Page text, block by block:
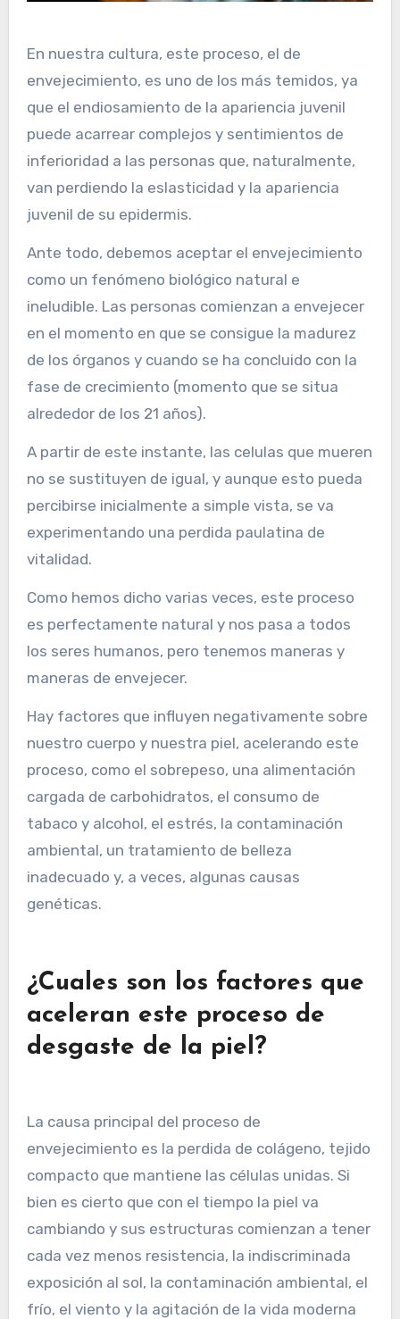
En nuestra cultura, este proceso, el de
envejecimiento, es uno de los más temidos, ya
que el endiosamiento de la apariencia juvenil
puede acarrear complejos y sentimientos de
inferioridad a las personas que, naturalmente,
van perdiendo la eslasticidad y la apariencia
juvenil de su epidermis.
Ante todo, debemos aceptar el envejecimiento
como un fenómeno biológico natural e
ineludible. Las personas comienzan a envejecer
en el momento en que se consigue la madurez
de los órganos y cuando se ha concluido con la
fase de crecimiento (momento que se situa
alrededor de los 21 años).
A partir de este instante, las celulas que mueren
no se sustituyen de igual, y aunque esto pueda
percibirse inicialmente a simple vista, se va
experimentando una perdida paulatina de
vitalidad.
Como hemos dicho varias veces, este proceso
es perfectamente natural y nos pasa a todos
los seres humanos, pero tenemos maneras y
maneras de envejecer.
Hay factores que influyen negativamente sobre
nuestro cuerpo y nuestra piel, acelerando este
proceso, como el sobrepeso, una alimentación
cargada de carbohidratos, el consumo de
tabaco y alcohol, el estrés, la contaminación
ambiental, un tratamiento de belleza
inadecuado y, a veces, algunas causas
genéticas.
¿Cuales son los factores que
aceleran este proceso de
desgaste de la piel?
La causa principal del proceso de
envejecimiento es la perdida de colágeno, tejido
compacto que mantiene las células unidas. Si
bien es cierto que con el tiempo la piel va
cambiando y sus estructuras comienzan a tener
cada vez menos resistencia, la indiscriminada
exposición al sol, la contaminación ambiental, el
frío, el viento y la agitación de la vida moderna